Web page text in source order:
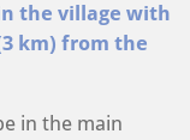
the village with
km) from the
in the main